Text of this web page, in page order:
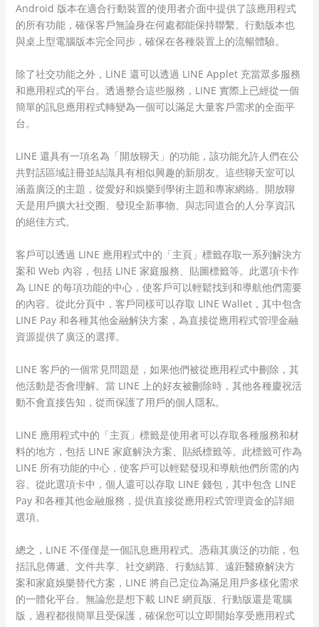
Android 版本在適合行動裝置的使用者介面中提供了該應用程式
的所有功能，確保客戶無論身在何處都能保持聯繫。行動版本也
與桌上型電腦版本完全同步，確保在各種裝置上的流暢體驗。
除了社交功能之外，LINE 還可以透過 LINE Applet 充當眾多服務
和應用程式的平台。透過整合這些服務，LINE 實際上已經從一個
簡單的訊息應用程式轉變為一個可以滿足大量客戶需求的全面平
台。
LINE 還具有一項名為「開放聊天」的功能，該功能允許人們在公
共對話區域註冊並結識具有相似興趣的新朋友。這些聊天室可以
涵蓋廣泛的主題，從愛好和娛樂到學術主題和專家網絡。開放聊
天是用戶擴大社交圈、發現全新事物、與志同道合的人分享資訊
的絕佳方式。
客戶可以透過 LINE 應用程式中的「主頁」標籤存取一系列解決方
案和 Web 內容，包括 LINE 家庭服務、貼圖標籤等。此選項卡作
為 LINE 的每項功能的中心，使客戶可以輕鬆找到和導航他們需要
的內容。從此分頁中，客戶同樣可以存取 LINE Wallet，其中包含
LINE Pay 和各種其他金融解決方案，為直接從應用程式管理金融
資源提供了廣泛的選擇。
LINE 客戶的一個常見問題是，如果他們被從應用程式中刪除，其
他活動是否會理解。當 LINE 上的好友被刪除時，其他各種慶祝活
動不會直接告知，從而保護了用戶的個人隱私。
LINE 應用程式中的「主頁」標籤是使用者可以存取各種服務和材
料的地方，包括 LINE 家庭解決方案、貼紙標籤等。此標籤可作為
LINE 所有功能的中心，使客戶可以輕鬆發現和導航他們所需的內
容。從此選項卡中，個人還可以存取 LINE 錢包，其中包含 LINE
Pay 和各種其他金融服務，提供直接從應用程式管理資金的詳細
選項。
總之，LINE 不僅僅是一個訊息應用程式。憑藉其廣泛的功能，包
括訊息傳遞、文件共享、社交網路、行動結算、遠距醫療解決方
案和家庭娛樂替代方案，LINE 將自己定位為滿足用戶多樣化需求
的一體化平台。無論您是想下載 LINE 網頁版、行動版還是電腦
版，過程都很簡單且受保護，確保您可以立即開始享受應用程式